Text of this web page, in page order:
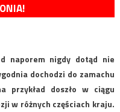
naporem nigdy dotąd nie
dochodzi do zamachu
przykład doszło w ciągu
w różnych częściach kraju.